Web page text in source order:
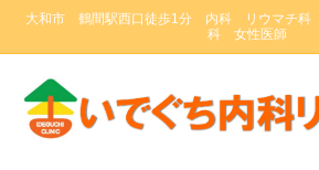
大和市 鶴間駅西口徒歩1分 内科 リウマチ科
科 女性医師